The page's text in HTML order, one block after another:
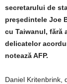
secretarului de
preşedintele Joe
cu Taiwanul, fără
delicatelor
notează AFP.
Daniel Kritenbrink,